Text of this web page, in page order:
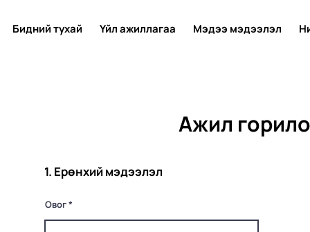
Бидний тухай Үйл ажиллагаа Мэдээ мэдээлэл
Ажил
1. Ерөнхий мэдээлэл
Овог